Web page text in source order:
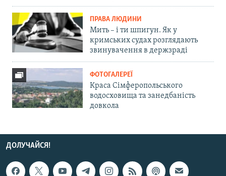
ПРАВА ЛЮДИНИ
Мить – і ти шпигун. Як у
кримських судах розглядають
звинувачення в держзраді
ФОТОГАЛЕРЕЇ
Краса Сімферопольського
водосховища та занедбаність
довкола
ДОЛУЧАЙСЯ!